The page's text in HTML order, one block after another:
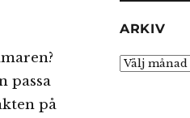
passa
på
ARKIV
Arkiv